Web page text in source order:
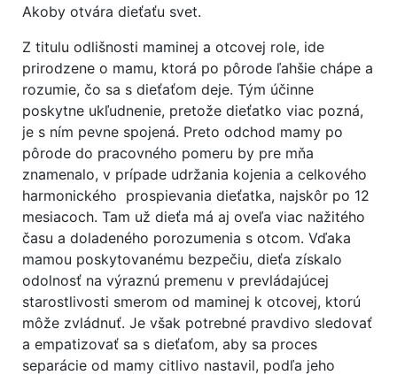
Akoby otvára dieťaťu svet.
Z titulu odlišnosti maminej a otcovej role, ide
prirodzene o mamu, ktorá po pôrode ľahšie chápe a
rozumie, čo sa s dieťaťom deje. Tým účinne
poskytne ukľudnenie, pretože dieťatko viac pozná,
je s ním pevne spojená. Preto odchod mamy po
pôrode do pracovného pomeru by pre mňa
znamenalo, v prípade udržania kojenia a celkového
harmonického prospievania dieťatka, najskôr po 12
mesiacoch. Tam už dieťa má aj oveľa viac nažitého
času a doladeného porozumenia s otcom. Vďaka
mamou poskytovanému bezpečiu, dieťa získalo
odolnosť na výraznú premenu v prevládajúcej
starostlivosti smerom od maminej k otcovej, ktorú
môže zvládnuť. Je však potrebné pravdivo sledovať
a empatizovať sa s dieťaťom, aby sa proces
separácie od mamy citlivo nastavil, podľa jeho